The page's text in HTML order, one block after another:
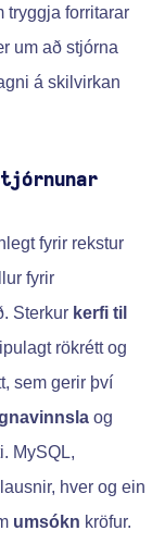
tryggja forritarar
um að stjórna
á skilvirkan
fyrir rekstur
fyrir
Sterkur kerfi til
rökrétt og
sem gerir því
og
MySQL,
hver og ein
umsókn kröfur.